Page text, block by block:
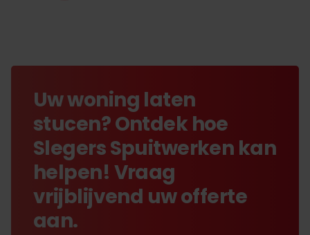
Uw woning laten
stucen? Ontdek hoe
Slegers Spuitwerken kan
helpen! Vraag
vrijblijvend uw offerte
aan.